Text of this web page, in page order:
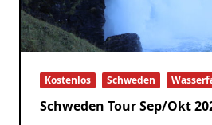
Kostenlos Schweden
Schweden Tour Sep/Okt